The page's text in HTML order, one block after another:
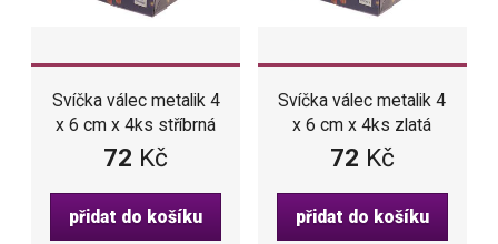
Svíčka válec metalik 4
x 6 cm x 4ks stříbrná
72 Kč
přidat do košíku
Svíčka válec metalik 4
x 6 cm x 4ks zlatá
72 Kč
přidat do košíku